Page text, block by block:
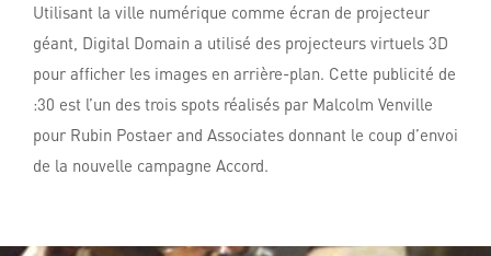
Utilisant la ville numérique comme écran de projecteur
géant, Digital Domain a utilisé des projecteurs virtuels 3D
pour afficher les images en arrière-plan. Cette publicité de
:30 est l’un des trois spots réalisés par Malcolm Venville
pour Rubin Postaer and Associates donnant le coup d’envoi
de la nouvelle campagne Accord.